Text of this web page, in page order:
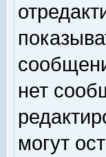
нет
могут